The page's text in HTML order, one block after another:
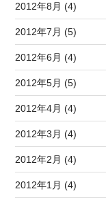
2012年8月 (4)
2012年7月 (5)
2012年6月 (4)
2012年5月 (5)
2012年4月 (4)
2012年3月 (4)
2012年2月 (4)
2012年1月 (4)